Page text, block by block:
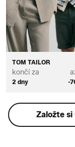
TOM TAILOR
končí za
2 dny -
Založte